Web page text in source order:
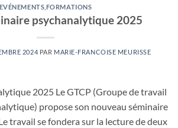
EVÉNEMENTS FORMATIONS
psychanalytique 2025
2024 PAR MARIE-FRANCOISE MEURISSE
2025 Le GTCP (Groupe de travail
propose son nouveau séminaire
travail se fondera sur la lecture de deux